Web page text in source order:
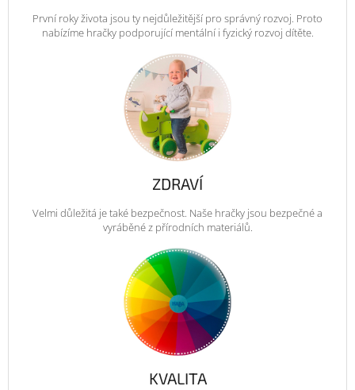
První roky života jsou ty nejdůležitější pro správný rozvoj. Proto
nabízíme hračky podporující mentální i fyzický rozvoj dítěte.
ZDRAVÍ
Velmi důležitá je také bezpečnost. Naše hračky jsou bezpečné a
vyráběné z přírodních materiálů.
KVALITA